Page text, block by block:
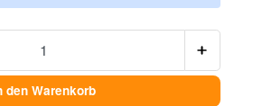
den Warenkorb